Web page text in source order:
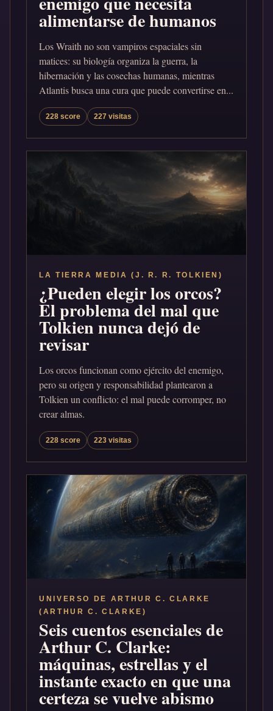
alimentarse de humanos
Los Wraith no son vampiros espaciales sin
matices: su biología organiza la guerra, la
hibernación y las cosechas humanas, mientras
Atlantis busca una cura que puede convertirse en...
228 score 227 visitas
LA TIERRA MEDIA (J. R. R. TOLKIEN)
¿Pueden elegir los orcos?
El problema del mal que
Tolkien nunca dejó de
revisar
Los orcos funcionan como ejército del enemigo,
pero su origen y responsabilidad plantearon a
Tolkien un conflicto: el mal puede corromper, no
crear almas.
228 score 223 visitas
UNIVERSO DE ARTHUR C. CLARKE
(ARTHUR C. CLARKE)
Seis cuentos esenciales de
Arthur C. Clarke:
máquinas, estrellas y el
instante exacto en que una
certeza se vuelve abismo